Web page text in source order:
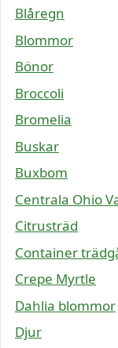
Blåregn
Blommor
Bönor
Broccoli
Bromelia
Buskar
Buxbom
Centrala Ohio
Citrusträd
Container
Crepe Myrtle
Dahlia blommor
Djur